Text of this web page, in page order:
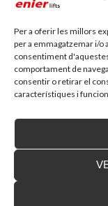
Per a oferir les millors
per a emmagatzemar i/o
consentiment
comportament de
consentir o retirar el
característiques i
ELEVADOR UNIFAMILIAR